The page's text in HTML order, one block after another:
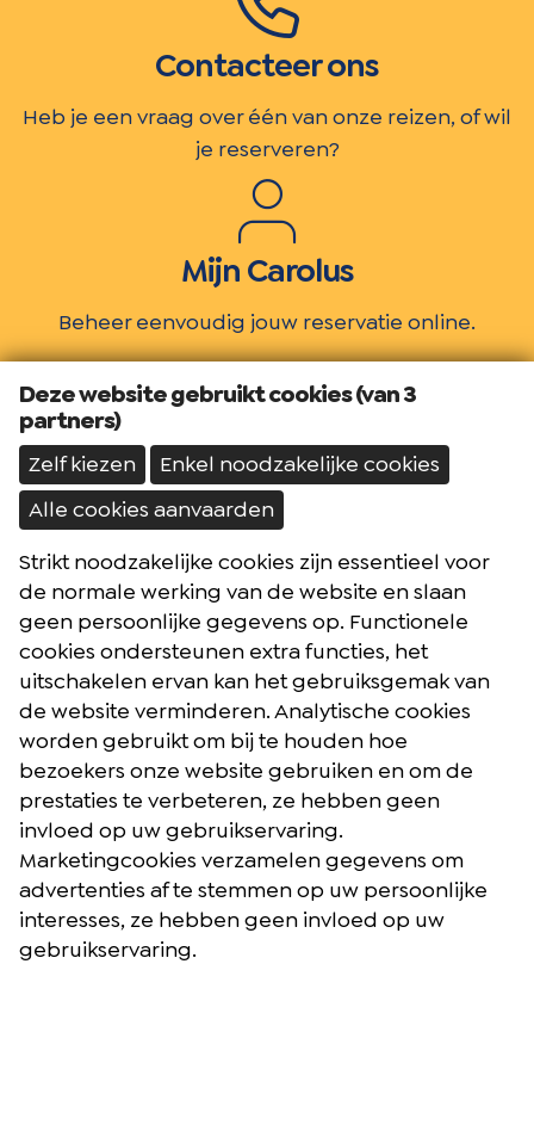
Contacteer ons
Heb je een vraag over één van onze reizen, of wil
je reserveren?
Mijn Carolus
Beheer eenvoudig jouw reservatie online.
Schrijf je in op onze nieuwsbrief
Don't worry, van ons krijg je géén spam.
Inschrijven
Brochures
Reisblog
Deze website gebruikt cookies (van 3
partners)
Zelf kiezen
Enkel noodzakelijke cookies
Alle cookies aanvaarden
Strikt noodzakelijke cookies zijn essentieel voor
de normale werking van de website en slaan
geen persoonlijke gegevens op. Functionele
cookies ondersteunen extra functies, het
uitschakelen ervan kan het gebruiksgemak van
de website verminderen. Analytische cookies
worden gebruikt om bij te houden hoe
bezoekers onze website gebruiken en om de
prestaties te verbeteren, ze hebben geen
invloed op uw gebruikservaring.
Marketingcookies verzamelen gegevens om
advertenties af te stemmen op uw persoonlijke
interesses, ze hebben geen invloed op uw
gebruikservaring.